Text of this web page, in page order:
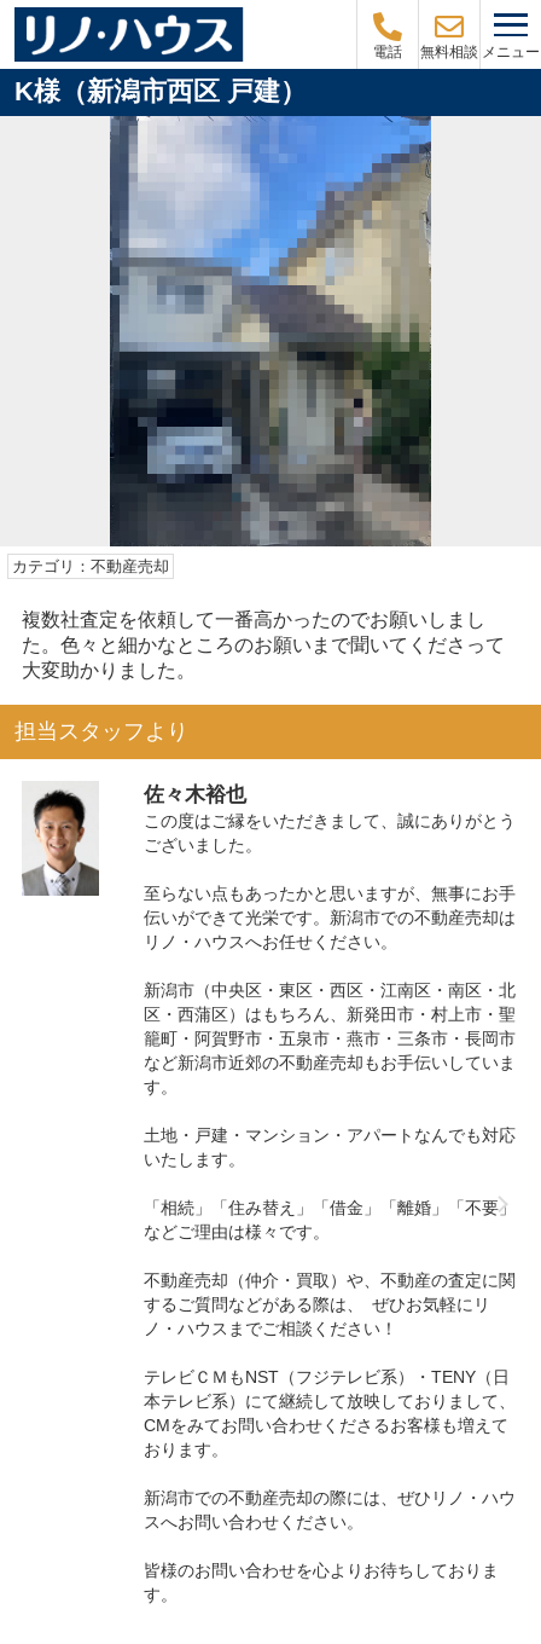
電話 無料相談 メニュー
K様（新潟市西区 戸建）
カテゴリ：不動産売却
複数社査定を依頼して一番高かったのでお願いしまし
た。色々と細かなところのお願いまで聞いてくださって
大変助かりました。
担当スタッフより
佐々木裕也
この度はご縁をいただきまして、誠にありがとう
ございました。
至らない点もあったかと思いますが、無事にお手
伝いができて光栄です。新潟市での不動産売却は
リノ・ハウスへお任せください。
新潟市（中央区・東区・西区・江南区・南区・北
区・西蒲区）はもちろん、新発田市・村上市・聖
籠町・阿賀野市・五泉市・燕市・三条市・長岡市
など新潟市近郊の不動産売却もお手伝いしていま
す。
土地・戸建・マンション・アパートなんでも対応
いたします。
「相続」「住み替え」「借金」「離婚」「不要」
などご理由は様々です。
不動産売却（仲介・買取）や、不動産の査定に関
するご質問などがある際は、 ぜひお気軽にリ
ノ・ハウスまでご相談ください！
テレビＣＭもNST（フジテレビ系）・TENY（日
本テレビ系）にて継続して放映しておりまして、
CMをみてお問い合わせくださるお客様も増えて
おります。
新潟市での不動産売却の際には、ぜひリノ・ハウ
スへお問い合わせください。
皆様のお問い合わせを心よりお待ちしておりま
す。